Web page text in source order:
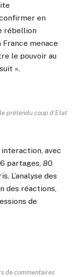
en
rébellion
menace
le pouvoir au
».
prétendu coup d’Etat
avec
partages, 80
L’analyse des
des réactions,
de
de commentaires